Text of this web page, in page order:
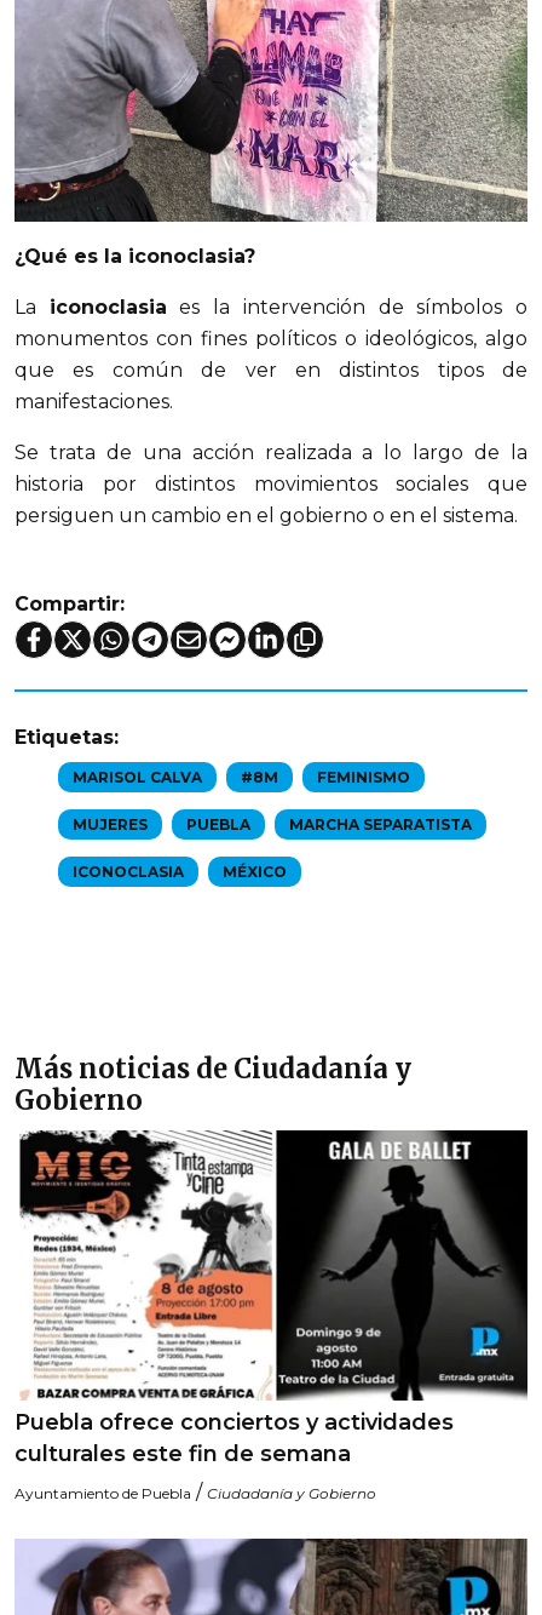
¿Qué es la iconoclasia?
La iconoclasia es la intervención de símbolos o
monumentos con fines políticos o ideológicos, algo
que es común de ver en distintos tipos de
manifestaciones.
Se trata de una acción realizada a lo largo de la
historia por distintos movimientos sociales que
persiguen un cambio en el gobierno o en el sistema.
Compartir:
Etiquetas:
MARISOL CALVA #8M FEMINISMO
MUJERES PUEBLA MARCHA SEPARATISTA
ICONOCLASIA MÉXICO
Más noticias de Ciudadanía y
Gobierno
Puebla ofrece conciertos y actividades
culturales este fin de semana
Ayuntamiento de Puebla / Ciudadanía y Gobierno